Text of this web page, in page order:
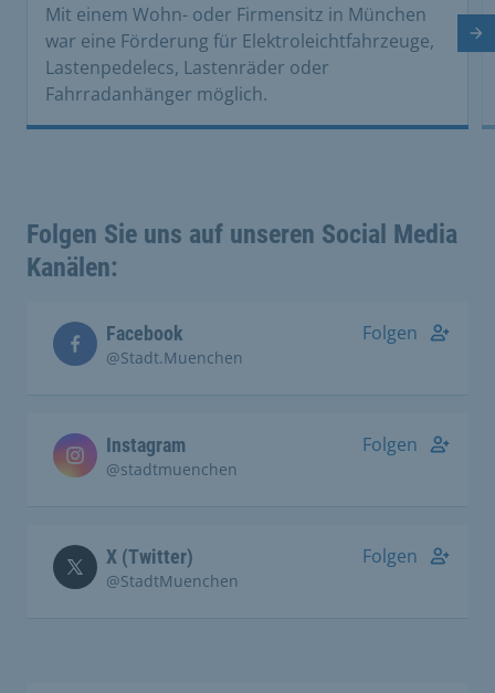
Mit einem Wohn- oder Firmensitz in München
war eine Förderung für Elektroleichtfahrzeuge,
Lastenpedelecs, Lastenräder oder
Fahrradanhänger möglich.
Folgen Sie uns auf unseren Social Media
Kanälen:
Facebook
@Stadt.Muenchen
Folgen
Instagram
@stadtmuenchen
Folgen
X (Twitter)
@StadtMuenchen
Folgen